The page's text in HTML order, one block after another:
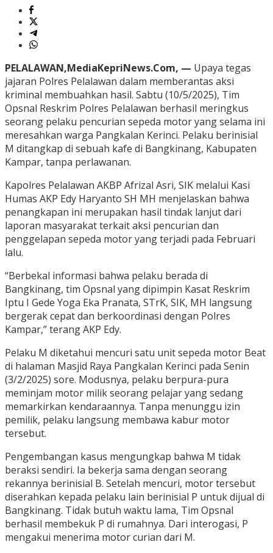
PELALAWAN,MediaKepriNews.Com, — Upaya tegas
jajaran Polres Pelalawan dalam memberantas aksi
kriminal membuahkan hasil. Sabtu (10/5/2025), Tim
Opsnal Reskrim Polres Pelalawan berhasil meringkus
seorang pelaku pencurian sepeda motor yang selama ini
meresahkan warga Pangkalan Kerinci. Pelaku berinisial
M ditangkap di sebuah kafe di Bangkinang, Kabupaten
Kampar, tanpa perlawanan.
Kapolres Pelalawan AKBP Afrizal Asri, SIK melalui Kasi
Humas AKP Edy Haryanto SH MH menjelaskan bahwa
penangkapan ini merupakan hasil tindak lanjut dari
laporan masyarakat terkait aksi pencurian dan
penggelapan sepeda motor yang terjadi pada Februari
lalu.
“Berbekal informasi bahwa pelaku berada di
Bangkinang, tim Opsnal yang dipimpin Kasat Reskrim
Iptu I Gede Yoga Eka Pranata, STrK, SIK, MH langsung
bergerak cepat dan berkoordinasi dengan Polres
Kampar,” terang AKP Edy.
Pelaku M diketahui mencuri satu unit sepeda motor Beat
di halaman Masjid Raya Pangkalan Kerinci pada Senin
(3/2/2025) sore. Modusnya, pelaku berpura-pura
meminjam motor milik seorang pelajar yang sedang
memarkirkan kendaraannya. Tanpa menunggu izin
pemilik, pelaku langsung membawa kabur motor
tersebut.
Pengembangan kasus mengungkap bahwa M tidak
beraksi sendiri. Ia bekerja sama dengan seorang
rekannya berinisial B. Setelah mencuri, motor tersebut
diserahkan kepada pelaku lain berinisial P untuk dijual di
Bangkinang. Tidak butuh waktu lama, Tim Opsnal
berhasil membekuk P di rumahnya. Dari interogasi, P
mengakui menerima motor curian dari M.